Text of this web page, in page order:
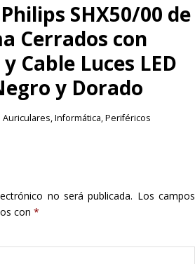
SHX50/00 de
Cerrados con
Cable Luces LED
y Dorado
Auriculares,Informática,Periféricos
no será publicada. Los campos
con *